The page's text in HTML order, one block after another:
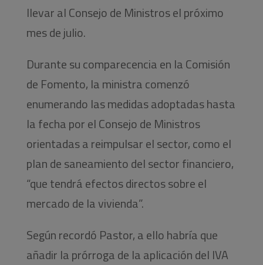
llevar al Consejo de Ministros el próximo
mes de julio.
Durante su comparecencia en la Comisión
de Fomento, la ministra comenzó
enumerando las medidas adoptadas hasta
la fecha por el Consejo de Ministros
orientadas a reimpulsar el sector, como el
plan de saneamiento del sector financiero,
“que tendrá efectos directos sobre el
mercado de la vivienda”.
Según recordó Pastor, a ello habría que
añadir la prórroga de la aplicación del IVA